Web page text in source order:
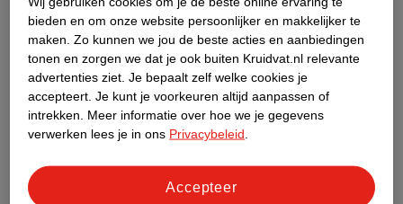
Daardoor verandert je baarmoederslijmvlies en kan een
bevruchte eicel zich niet vastmaken aan je baarmoeder. Ook
worden de zaadcellen die je baarmoeder binnenkomen
onvruchtbaar. Het koperspiraaltje beschermt goed tegen
zwangerschap. Je blijft ongesteld worden, maar in de eerste
maanden kan je menstruatie langer duren met meer bloedverlies
en pijn. Maar niet iedereen heeft daar last van.
Pessarium
bieden en om onze website persoonlijker en makkelijker te
maken. Zo kunnen we jou de beste acties en aanbiedingen
tonen en zorgen we dat je ook buiten Kruidvat.nl relevante
advertenties ziet. Je bepaalt zelf welke cookies je
accepteert. Je kunt je voorkeuren altijd aanpassen of
intrekken.
Meer informatie over hoe we je gegevens
verwerken lees je in ons Privacybeleid
Accepteer